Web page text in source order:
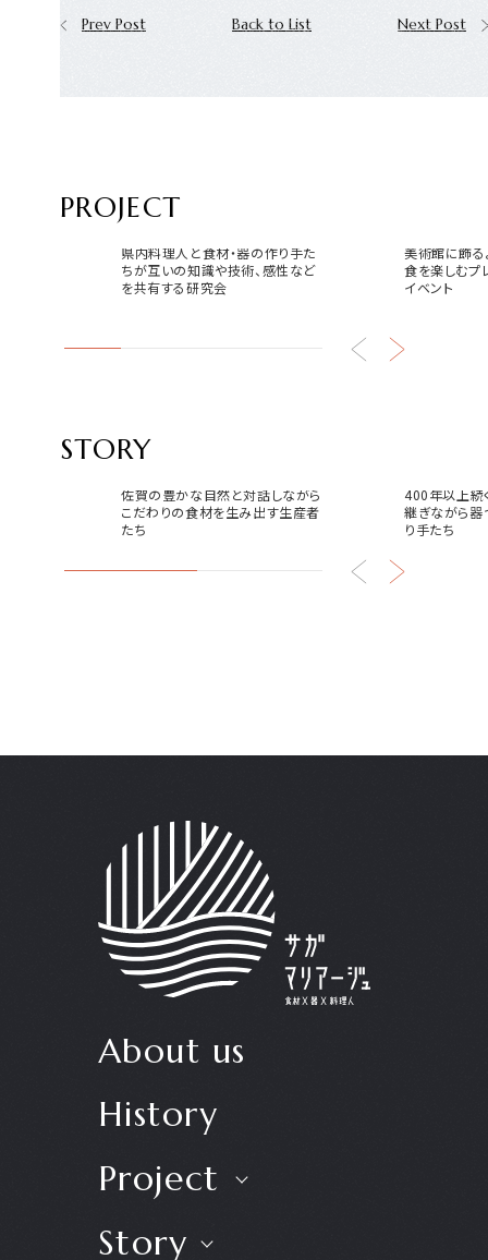
Prev Post Back to List Next Post
PROJECTサガマリアージュラボ
県内料理人と食材・器の作り手た
ちが互いの知識や技術、感性など
を共有する研究会
美術館に飾
食を楽しむプ
イベント
STORY
食
佐賀の豊かな自然と対話しながら
こだわりの食材を生み出す生産者
たち
400年以上続
継ぎながら器
り手たち
About us
History
Project
Story